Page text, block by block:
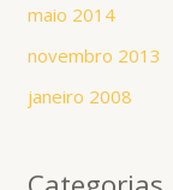
maio 2014
novembro 2013
janeiro 2008